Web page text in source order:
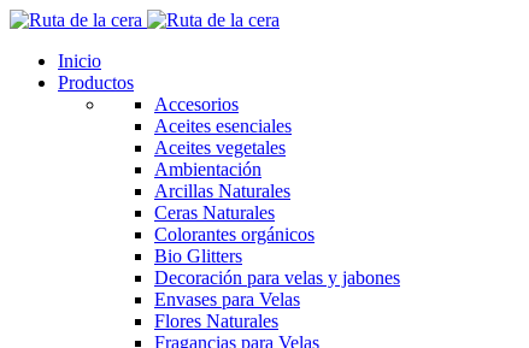
Inicio
Productos
Accesorios
Aceites esenciales
Aceites vegetales
Ambientación
Arcillas Naturales
Ceras Naturales
Colorantes orgánicos
Bio Glitters
Decoración para velas y jabones
Envases para Velas
Flores Naturales
Fragancias para Velas